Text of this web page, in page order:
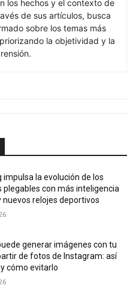
los hechos y el contexto de
de sus artículos, busca
sobre los temas más
la objetividad y la
impulsa la evolución de los
plegables con más inteligencia
nuevos relojes deportivos
generar imágenes con tu
de fotos de Instagram: así
cómo evitarlo